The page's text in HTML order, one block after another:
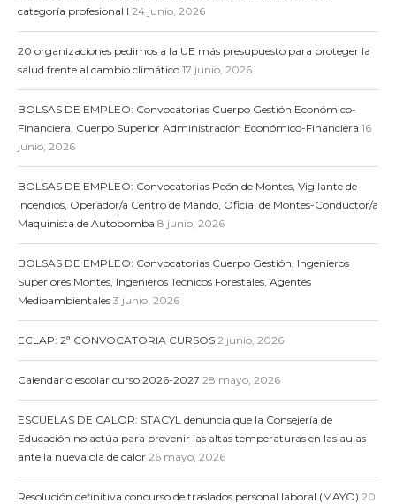
categoría profesional I 24 junio, 2026
20 organizaciones pedimos a la UE más presupuesto para proteger la
salud frente al cambio climático 17 junio, 2026
BOLSAS DE EMPLEO: Convocatorias Cuerpo Gestión Económico-
Financiera, Cuerpo Superior Administración Económico-Financiera 16
junio, 2026
BOLSAS DE EMPLEO: Convocatorias Peón de Montes, Vigilante de
Incendios, Operador/a Centro de Mando, Oficial de Montes-Conductor/a
Maquinista de Autobomba 8 junio, 2026
BOLSAS DE EMPLEO: Convocatorias Cuerpo Gestión, Ingenieros
Superiores Montes, Ingenieros Técnicos Forestales, Agentes
Medioambientales 3 junio, 2026
ECLAP: 2ª CONVOCATORIA CURSOS 2 junio, 2026
Calendario escolar curso 2026-2027 28 mayo, 2026
ESCUELAS DE CALOR: STACYL denuncia que la Consejería de
Educación no actúa para prevenir las altas temperaturas en las aulas
ante la nueva ola de calor 26 mayo, 2026
Resolución definitiva concurso de traslados personal laboral (MAYO) 20